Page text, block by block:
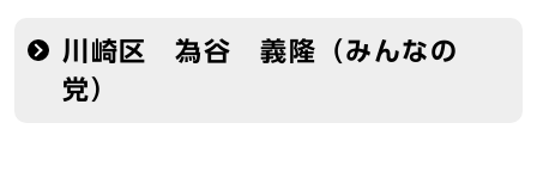
川崎区 為谷 義隆（みんなの
党）